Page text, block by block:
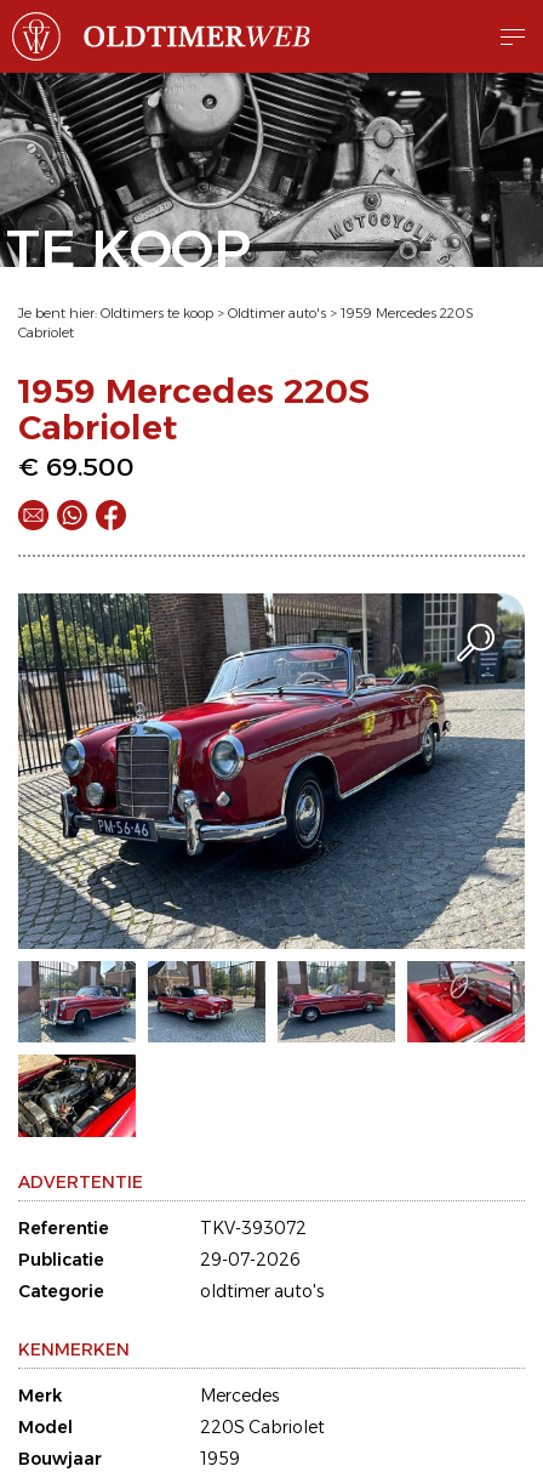
TE KOOP
Je bent hier: Oldtimers te koop > Oldtimer auto's > 1959 Mercedes 220S
Cabriolet
1959 Mercedes 220S
Cabriolet
€ 69.500
ADVERTENTIE
Referentie
TKV-393072
Publicatie
29-07-2026
Categorie
oldtimer auto's
KENMERKEN
Merk
Mercedes
Model
220S Cabriolet
Bouwjaar
1959